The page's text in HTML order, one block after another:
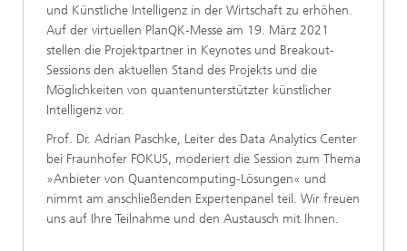
und Künstliche Intelligenz in der Wirtschaft zu erhöhen.
Auf der virtuellen PlanQK-Messe am 19. März 2021
stellen die Projektpartner in Keynotes und Breakout-
Sessions den aktuellen Stand des Projekts und die
Möglichkeiten von quantenunterstützter künstlicher
Intelligenz vor.
Prof. Dr. Adrian Paschke, Leiter des Data Analytics Center
bei Fraunhofer FOKUS, moderiert die Session zum Thema
»Anbieter von Quantencomputing-Lösungen« und
nimmt am anschließenden Expertenpanel teil. Wir freuen
uns auf Ihre Teilnahme und den Austausch mit Ihnen.